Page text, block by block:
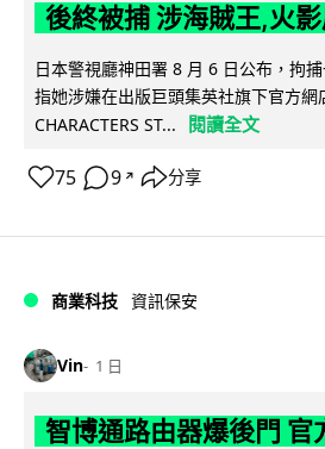
後終被捕 涉海賊王,火
日本警視廳神田署 8 月 6 日公布，拘
指她涉嫌在出版巨頭集英社旗下官方網
CHARACTERS ST...
閱讀全文
75 9 ↗ 分享
商業科技 資訊保安
Vin 1 日
智博通路由器爆後門 官